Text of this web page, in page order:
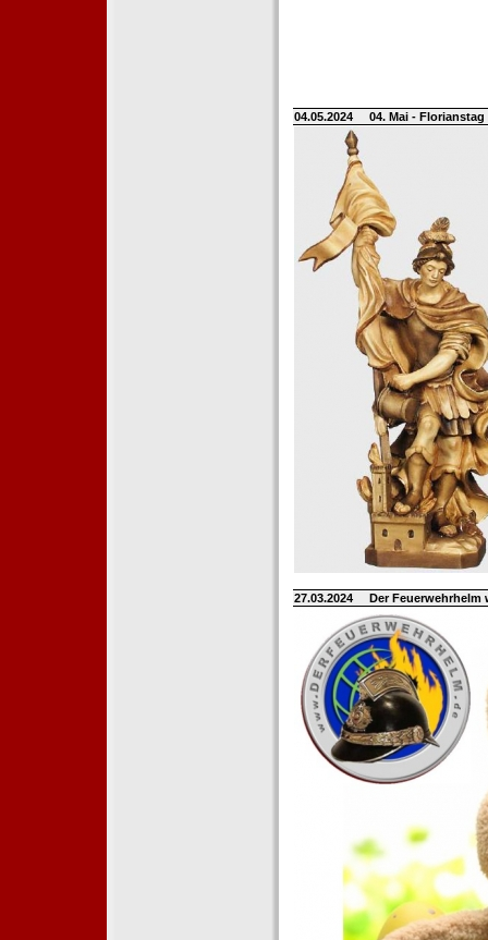
04.05.2024 04. Mai -
27.03.2024 Der